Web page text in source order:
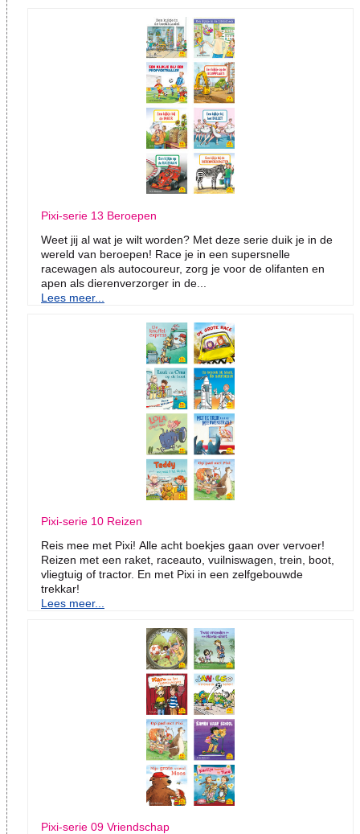
Pixi-serie 13 Beroepen
Weet jij al wat je wilt worden? Met deze serie duik je in de
wereld van beroepen! Race je in een supersnelle
racewagen als autocoureur, zorg je voor de olifanten en
apen als dierenverzorger in de...
Lees meer...
Pixi-serie 10 Reizen
Reis mee met Pixi! Alle acht boekjes gaan over vervoer!
Reizen met een raket, raceauto, vuilniswagen, trein, boot,
vliegtuig of tractor. En met Pixi in een zelfgebouwde
trekkar!
Lees meer...
Pixi-serie 09 Vriendschap